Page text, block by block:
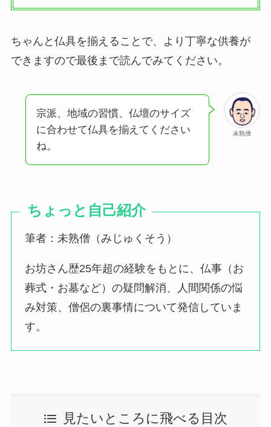
ちゃんと仏具を揃えることで、より丁寧な供養が
できますので最後まで読んでみてください。
未熟僧
宗派、地域の習慣、仏壇のサイズ
に合わせて仏具を揃えてください
ね。
ちょっと自己紹介
筆者：未熟僧（みじゅくそう）
お坊さん歴25年超の経験をもとに、仏事（お
葬式・お墓など）の疑問解消、人間関係の悩
み対策、僧侶の裏事情について発信していま
す。
見たいところに飛べる目次